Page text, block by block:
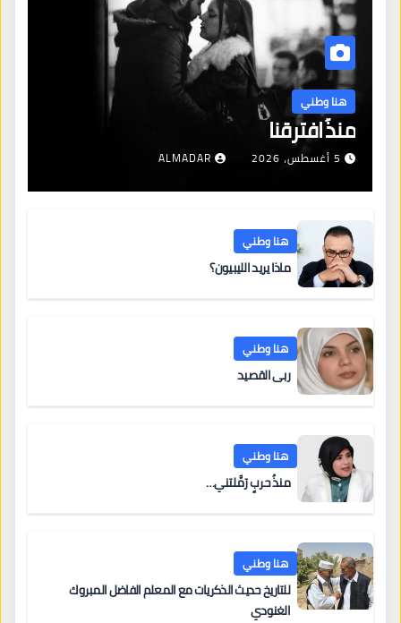
هنا وطني
منذُ افترقنا
5 أغسطس، 2026 ALMADAR
هنا وطني
ماذا يريد الليبيون؟
هنا وطني
ربى القصيد
هنا وطني
منذُ حربٍ رَمَّلتني…
هنا وطني
للتاريخ حديث الذكريات مع المعلم الفاضل المبروك
الغنودي